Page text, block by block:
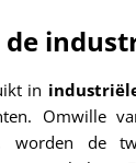
in
Omwille
worden de